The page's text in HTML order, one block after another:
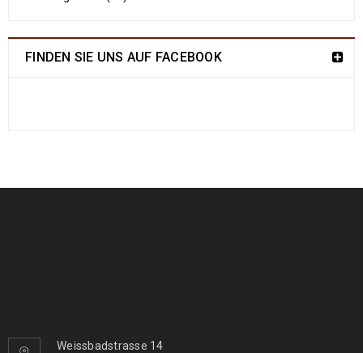
FINDEN SIE UNS AUF FACEBOOK
Weissbadstrasse 14